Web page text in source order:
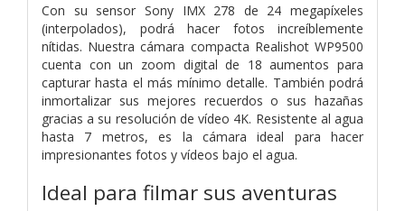
Con su sensor Sony IMX 278 de 24 megapíxeles
(interpolados), podrá hacer fotos increíblemente
nítidas. Nuestra cámara compacta Realishot WP9500
cuenta con un zoom digital de 18 aumentos para
capturar hasta el más mínimo detalle. También podrá
inmortalizar sus mejores recuerdos o sus hazañas
gracias a su resolución de vídeo 4K. Resistente al agua
hasta 7 metros, es la cámara ideal para hacer
impresionantes fotos y vídeos bajo el agua.
Ideal para filmar sus aventuras